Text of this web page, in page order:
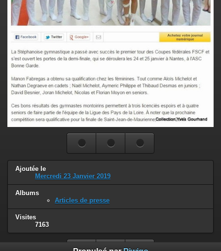
Ajoutée le
Mercredi 23 Janvier 2019
Albums
Articles de presse
Visites
7163